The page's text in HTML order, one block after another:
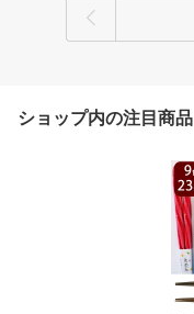
ショップ内の注目商品